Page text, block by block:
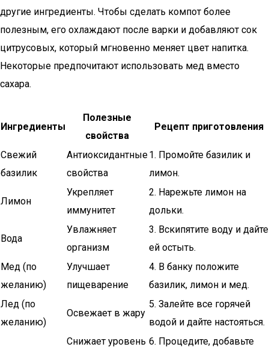
другие ингредиенты. Чтобы сделать компот более
полезным, его охлаждают после варки и добавляют сок
цитрусовых, который мгновенно меняет цвет напитка.
Некоторые предпочитают использовать мед вместо
сахара.
Ингредиенты
Полезные
свойства
Рецепт приготовления
Свежий
базилик
Антиоксидантные
свойства
1. Промойте базилик и
лимон.
Лимон
Укрепляет
иммунитет
2. Нарежьте лимон на
дольки.
Вода
Увлажняет
организм
3. Вскипятите воду и дайте
ей остыть.
Мед (по
желанию)
Улучшает
пищеварение
4. В банку положите
базилик, лимон и мед.
Лед (по
желанию)
Освежает в жару
5. Залейте все горячей
водой и дайте настояться.
Снижает уровень 6. Процедите, добавьте